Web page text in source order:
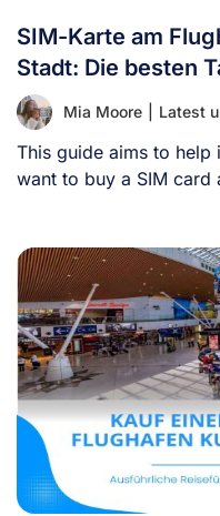
SIM-Karte am
Stadt: Die besten
Mia Moore Latest
This guide aims to help
want to buy a SIM card